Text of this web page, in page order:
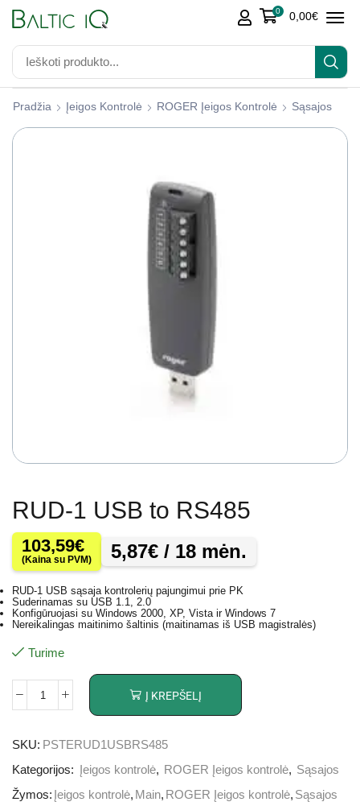
0 0,00€
Pradžia Įeigos Kontrolė ROGER Įeigos Kontrolė Sąsajos
RUD-1 USB to RS485
103,59€
(Kaina su PVM) 5,87€ / 18 mėn.
RUD-1 USB sąsaja kontrolerių pajungimui prie PK
Suderinamas su USB 1.1, 2.0
Konfigūruojasi su Windows 2000, XP, Vista ir Windows 7
Nereikalingas maitinimo šaltinis (maitinamas iš USB magistralės)
Turime
Į KREPŠELĮ
SKU: PSTERUD1USBRS485
Kategorijos:
Įeigos kontrolė, ROGER Įeigos kontrolė, Sąsajos
Žymos: Įeigos kontrolė, Main, ROGER Įeigos kontrolė, Sąsajos